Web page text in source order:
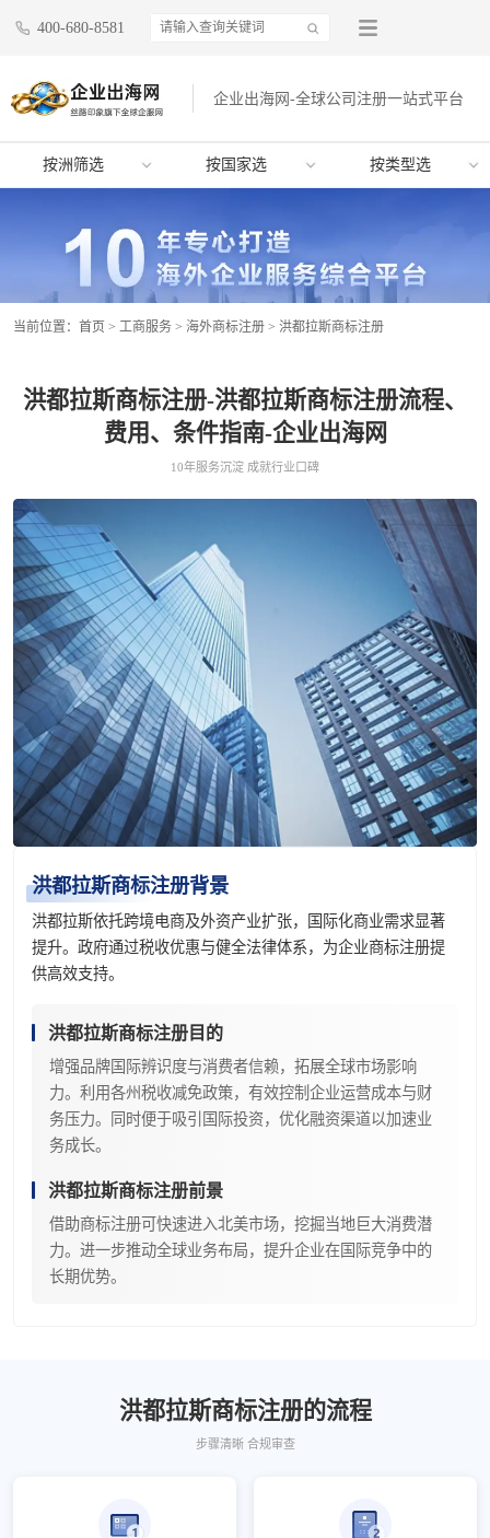
400-680-8581
企业出海网-全球公司注册一站式平台
按洲筛选 按国家选 按类型选
当前位置： 首页 > 工商服务 > 海外商标注册 > 洪都拉斯商标注册
洪都拉斯商标注册-洪都拉斯商标注册流程、
费用、条件指南-企业出海网
10年服务沉淀 成就行业口碑
洪都拉斯商标注册背景
洪都拉斯依托跨境电商及外资产业扩张，国际化商业需求显著
提升。政府通过税收优惠与健全法律体系，为企业商标注册提
供高效支持。
洪都拉斯商标注册目的
增强品牌国际辨识度与消费者信赖，拓展全球市场影响
力。利用各州税收减免政策，有效控制企业运营成本与财
务压力。同时便于吸引国际投资，优化融资渠道以加速业
务成长。
洪都拉斯商标注册前景
借助商标注册可快速进入北美市场，挖掘当地巨大消费潜
力。进一步推动全球业务布局，提升企业在国际竞争中的
长期优势。
洪都拉斯商标注册的流程
步骤清晰 合规审查